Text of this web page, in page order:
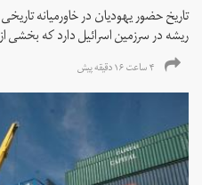
تاریخ حضور یهودیان در خاورمیانه
ریشه در سرزمین اسرائیل دارد که بخشی
۴ ساعت ۱۶ دقیقه پیش